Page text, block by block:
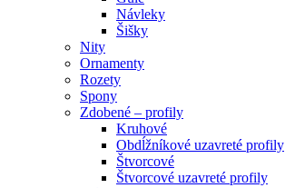
Návleky
Šišky
Nity
Ornamenty
Rozety
Spony
Zdobené – profily
Kruhové
Obdĺžníkové uzavreté profily
Štvorcové
Štvorcové uzavreté profily